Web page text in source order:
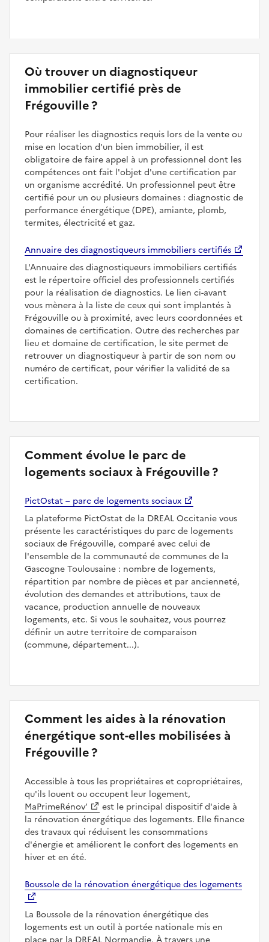
Où trouver un diagnostiqueur
immobilier certifié près de
Frégouville ?
Pour réaliser les diagnostics requis lors de la vente ou
mise en location d'un bien immobilier, il est
obligatoire de faire appel à un professionnel dont les
compétences ont fait l'objet d'une certification par
un organisme accrédité. Un professionnel peut être
certifié pour un ou plusieurs domaines : diagnostic de
performance énergétique (DPE), amiante, plomb,
termites, électricité et gaz.
Annuaire des diagnostiqueurs immobiliers certifiés
L'Annuaire des diagnostiqueurs immobiliers certifiés
est le répertoire officiel des professionnels certifiés
pour la réalisation de diagnostics. Le lien ci-avant
vous mènera à la liste de ceux qui sont implantés à
Frégouville ou à proximité, avec leurs coordonnées et
domaines de certification. Outre des recherches par
lieu et domaine de certification, le site permet de
retrouver un diagnostiqueur à partir de son nom ou
numéro de certificat, pour vérifier la validité de sa
certification.
Comment évolue le parc de
logements sociaux à Frégouville ?
PictOstat – parc de logements sociaux
La plateforme PictOstat de la DREAL Occitanie vous
présente les caractéristiques du parc de logements
sociaux de Frégouville, comparé avec celui de
l'ensemble de la communauté de communes de la
Gascogne Toulousaine : nombre de logements,
répartition par nombre de pièces et par ancienneté,
évolution des demandes et attributions, taux de
vacance, production annuelle de nouveaux
logements, etc. Si vous le souhaitez, vous pourrez
définir un autre territoire de comparaison
(commune, département...).
Comment les aides à la rénovation
énergétique sont-elles mobilisées à
Frégouville ?
Accessible à tous les propriétaires et copropriétaires,
qu'ils louent ou occupent leur logement,
MaPrimeRénov’
est le principal dispositif d'aide à
la rénovation énergétique des logements. Elle finance
des travaux qui réduisent les consommations
d'énergie et améliorent le confort des logements en
hiver et en été.
Boussole de la rénovation énergétique des logements
La Boussole de la rénovation énergétique des
logements est un outil à portée nationale mis en